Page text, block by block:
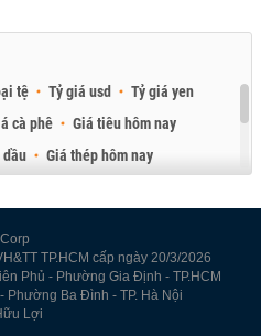
tệ Tỷ giá usd
Tỷ giá yen
cà phê
Giá tiêu hôm nay
dầu
Giá thép hôm nay
TP.HCM cấp ngày 20/3/2026
Phủ - Phường Gia Định - TP.HCM
Phường Ba Đình - TP. Hà Nội
Lợi